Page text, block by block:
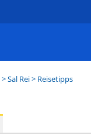
>Sal Rei> Reisetipps